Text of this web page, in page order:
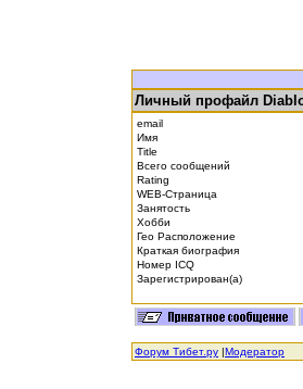
Личный профайл
email
Имя
Title
Всего сообщений
Rating
WEB-Страница
Занятость
Хобби
Гео Расположение
Краткая биография
Номер ICQ
Зарегистрирован(а)
Форум Тибет.ру |Модератор